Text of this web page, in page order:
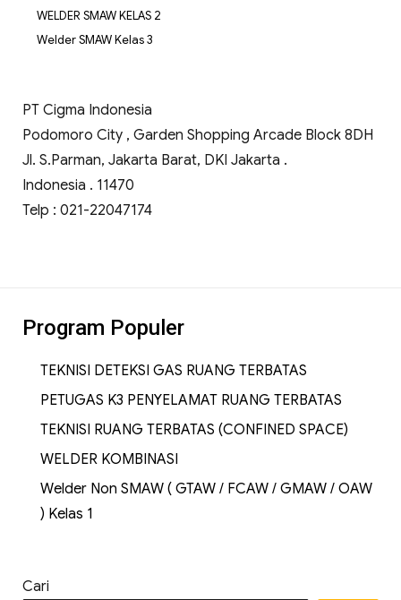
WELDER SMAW KELAS 2
Welder SMAW Kelas 3
PT Cigma Indonesia
Podomoro City , Garden Shopping Arcade Block 8DH
Jl. S.Parman, Jakarta Barat, DKI Jakarta .
Indonesia . 11470
Telp : 021-22047174
Program Populer
TEKNISI DETEKSI GAS RUANG TERBATAS
PETUGAS K3 PENYELAMAT RUANG TERBATAS
TEKNISI RUANG TERBATAS (CONFINED SPACE)
WELDER KOMBINASI
Welder Non SMAW ( GTAW / FCAW / GMAW / OAW
) Kelas 1
Cari